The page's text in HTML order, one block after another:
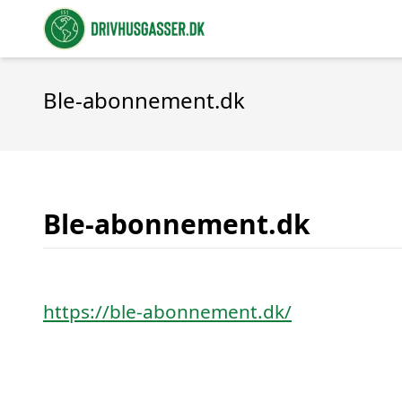
Ble-abonnement.dk
Ble-abonnement.dk
https://ble-abonnement.dk/